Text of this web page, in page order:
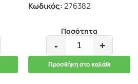
Κωδικός:276382
Ποσότητα
- +
Προσθήκη στο καλάθι